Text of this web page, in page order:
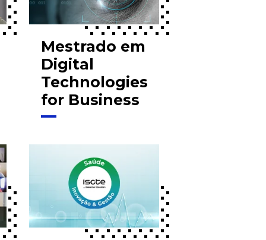
Mestrado em
Digital
Technologies
for Business